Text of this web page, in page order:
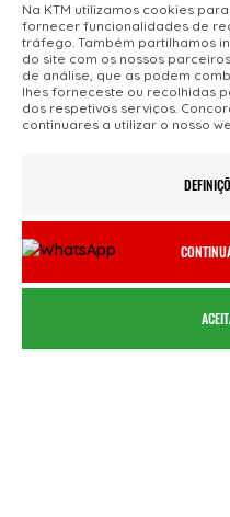
Na KTM utilizamos cookies
fornecer funcionalidades de
tráfego. Também partilhamos
do site com os nossos
de análise, que as podem
lhes forneceste ou recolhidas
dos respetivos serviços.
continuares a utilizar o nosso